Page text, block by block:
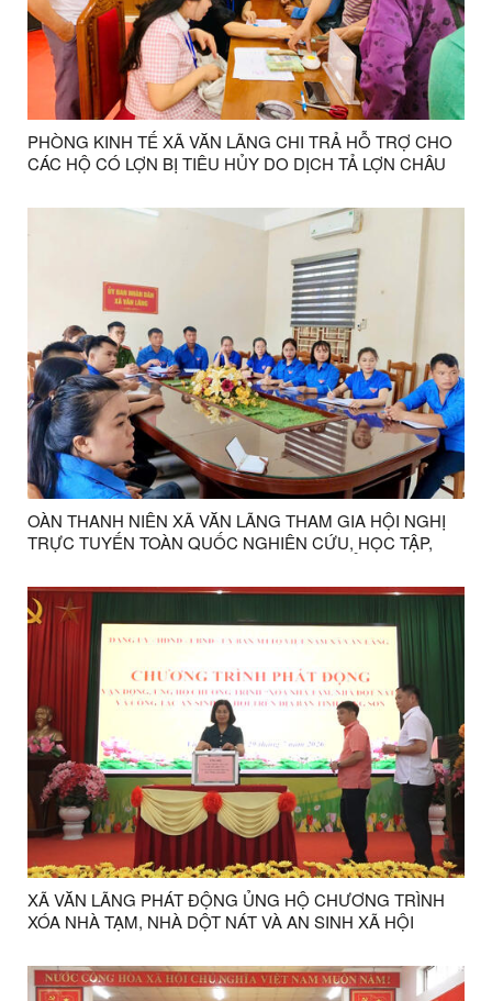
PHÒNG KINH TẾ XÃ VĂN LÃNG CHI TRẢ HỖ TRỢ CHO
CÁC HỘ CÓ LỢN BỊ TIÊU HỦY DO DỊCH TẢ LỢN CHÂU
OÀN THANH NIÊN XÃ VĂN LÃNG THAM GIA HỘI NGHỊ
TRỰC TUYẾN TOÀN QUỐC NGHIÊN CỨU, HỌC TẬP,
QUỐC ĐOÀN TNCS HỒ CHÍ MINH LẦN THỨ XIII
XÃ VĂN LÃNG PHÁT ĐỘNG ỦNG HỘ CHƯƠNG TRÌNH
XÓA NHÀ TẠM, NHÀ DỘT NÁT VÀ AN SINH XÃ HỘI